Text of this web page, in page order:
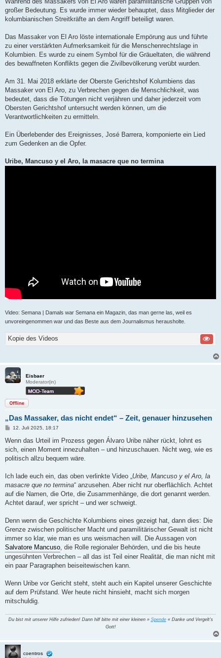
großer Bedeutung. Es wurde immer wieder behauptet, dass Mitglieder der
kolumbianischen Streitkräfte an dem Angriff beteiligt waren.
Das Massaker von El Aro löste internationale Empörung aus und führte
zu einer verstärkten Aufmerksamkeit für die Menschenrechtslage in
Kolumbien. Es wurde zu einem Symbol für die Gräueltaten, die während
des bewaffneten Konflikts gegen die Zivilbevölkerung verübt wurden.
Am 31. Mai 2018 erklärte der Oberste Gerichtshof Kolumbiens das
Massaker von El Aro, zu Verbrechen gegen die Menschlichkeit, was
bedeutet, dass die Tötungen nicht verjähren und daher jederzeit vom
Obersten Gerichtshof untersucht werden können, um die
Verantwortlichkeiten zu ermitteln.
Ein Überlebender des Ereignisses, José Barrera, komponierte ein Lied
zum Gedenken an die Opfer.
Uribe, Mancuso y el Aro, la masacre que no termina
Video: Semana | Damals war Semana ein Magazin, das man gerne las, weil es
unvoreingenommen war und das Beste aus dem Journalismus herausholte.
Kopie des Videos
Eisbaer
Moderator(in)
Offline
„Das Massaker, das nicht endet“ – Zeit, genauer hinzusehen
B
i
r
a
12. Juli 2025, 18:17
Wenn das Urteil im Prozess gegen Álvaro Uribe näher rückt, lohnt es
sich, einen Moment innezuhalten – und hinzuschauen. Nicht weg, wie es
politisch allzu bequem wäre.
Ich lade euch ein, das oben verlinkte Video „ Uribe, Mancuso y el Aro, la
masacre que no termina“ anzusehen. Aber nicht nur oberflächlich. Achtet
auf die Namen, die Orte, die Zusammenhänge, die dort genannt werden.
Achtet darauf, wer spricht – und wer schweigt.
Denn wenn die Geschichte Kolumbiens eines gezeigt hat, dann dies: Die
Grenze zwischen politischer Macht und paramilitärischer Gewalt ist nicht
immer so klar, wie man es uns weismachen will. Die Aussagen von
Salvatore Mancuso , die Rolle regionaler Behörden, und die bis heute
ungesühnten Verbrechen – all das ist Teil einer Realität, die man nicht mit
ein paar Paragraphen beiseitewischen kann.
Wenn Uribe vor Gericht steht, steht auch ein Kapitel unserer Geschichte
auf dem Prüfstand. Wer heute nicht hinsieht, macht sich morgen
mitschuldig.
Du bist mit unserer Hilfe zufrieden! Dann hilf bitte mit einer kleinen » Spende« Danke und Vergelt's
Gott!
coentros